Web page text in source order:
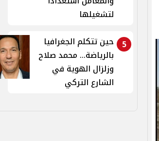
لتشغيلها
5
حين تتكلم الجغرافيا
بالرياضة... محمد صلاح
وزلزال الهوية في
الشارع التركي